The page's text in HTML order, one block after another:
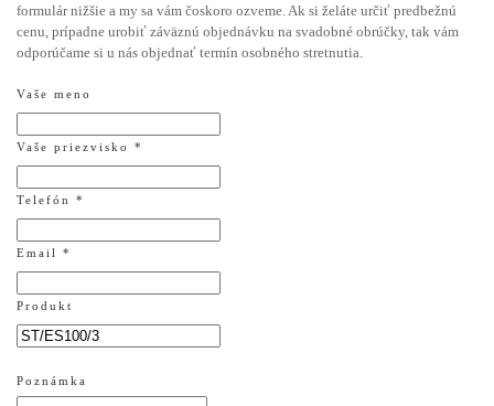
formulár nižšie a my sa vám čoskoro ozveme. Ak si želáte určiť predbežnú
cenu, prípadne urobiť záväznú objednávku na svadobné obrúčky, tak vám
odporúčame si u nás objednať termín osobného stretnutia.
Vaše meno
Vaše priezvisko *
Telefón *
Email *
Produkt
Poznámka